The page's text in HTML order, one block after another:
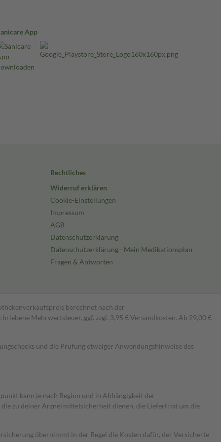
App
Rechtliches
Widerruf erklären
Cookie-Einstellungen
Impressum
AGB
Datenschutzerklärung
Datenschutzerklärung - Mein Medikationsplan
Fragen & Antworten
berechnet nach der
Mehrwertsteuer, ggf. zzgl. 3,95 € Versandkosten. Ab 29,00 €
und die Prüfung etwaiger Anwendungshinweise des
kann je nach Region und in Abhängigkeit der
zu deiner Arzneimittelsicherheit dienen, die Lieferfrist um die
übernimmt in der Regel die Kosten dafür, der Versicherte